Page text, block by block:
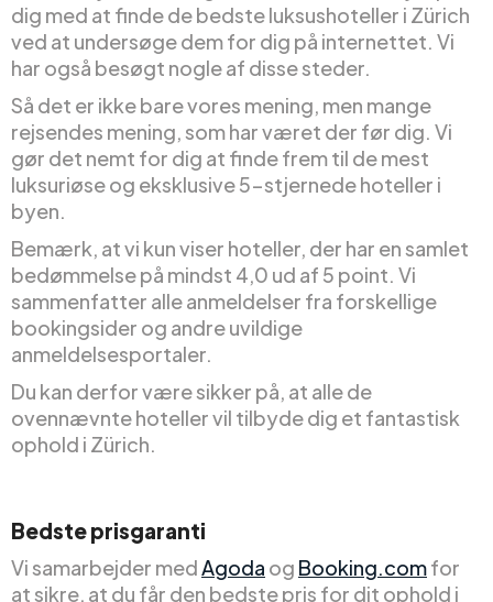
dig med at finde de bedste luksushoteller i Zürich
ved at undersøge dem for dig på internettet. Vi
har også besøgt nogle af disse steder.
Så det er ikke bare vores mening, men mange
rejsendes mening, som har været der før dig. Vi
gør det nemt for dig at finde frem til de mest
luksuriøse og eksklusive 5-stjernede hoteller i
byen.
Bemærk, at vi kun viser hoteller, der har en samlet
bedømmelse på mindst 4,0 ud af 5 point. Vi
sammenfatter alle anmeldelser fra forskellige
bookingsider og andre uvildige
anmeldelsesportaler.
Du kan derfor være sikker på, at alle de
ovennævnte hoteller vil tilbyde dig et fantastisk
ophold i Zürich.
Bedste prisgaranti
Vi samarbejder medAgoda og Booking.comfor
at sikre, at du får den bedste pris for dit ophold i